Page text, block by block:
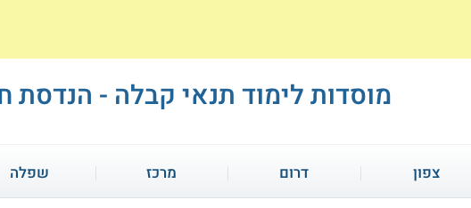
מוסדות לימוד תנאי קבלה - הנדסת
צפון דרום מרכז שפלה